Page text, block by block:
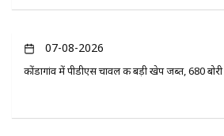
07-08-2026
कोंडागांव में पीडीएस चावल की बड़ी खेप जब्त, 680